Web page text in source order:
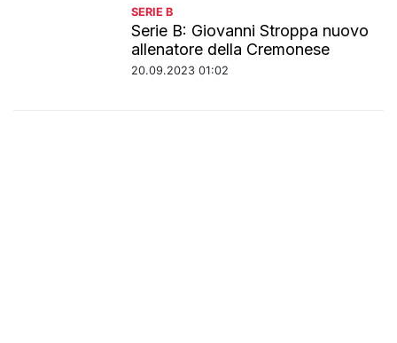
SERIE B
Serie B: Giovanni Stroppa nuovo
allenatore della Cremonese
20.09.2023 01:02